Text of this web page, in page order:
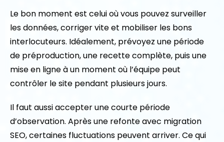
Le bon moment est celui où vous pouvez surveiller
les données, corriger vite et mobiliser les bons
interlocuteurs. Idéalement, prévoyez une période
de préproduction, une recette complète, puis une
mise en ligne à un moment où l’équipe peut
contrôler le site pendant plusieurs jours.
Il faut aussi accepter une courte période
d’observation. Après une refonte avec migration
SEO, certaines fluctuations peuvent arriver. Ce qui